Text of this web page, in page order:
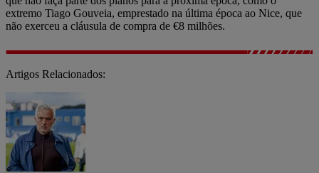
extremo Tiago Gouveia, emprestado na última época ao Nice, que
não exerceu a cláusula de compra de €8 milhões.
Artigos Relacionados: